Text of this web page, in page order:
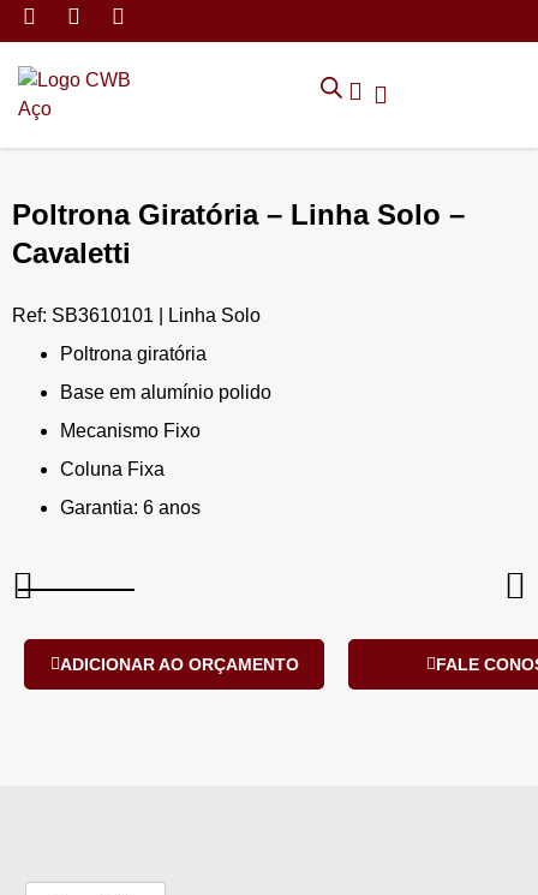
Poltrona Giratória – Linha Solo –
Cavaletti
Ref: SB3610101 | Linha Solo
Poltrona giratória
Base em alumínio polido
Mecanismo Fixo
Coluna Fixa
Garantia: 6 anos
ADICIONAR AO ORÇAMENTO FALE